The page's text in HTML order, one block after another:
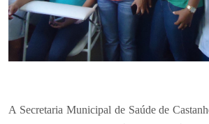
A Secretaria Municipal de Saúde de